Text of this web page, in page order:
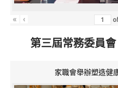
« ‹
第三屆常務委員
家職會舉辦塑造健